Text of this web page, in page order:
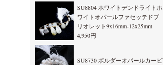
SU8804 ホワイトデンドライトホ
ワイトオパールファセッテドブ
リオレット9x16mm-12x25mm
4,950円
SU8730 ボルダーオパールカービ